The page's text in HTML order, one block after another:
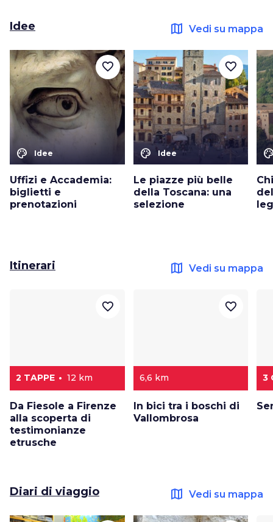
Idee map Vedi su mappa
color_lens Idee
Uffizi e Accademia:
biglietti e
prenotazioni
favorite_border
color_lens Idee
Le piazze più belle
della Toscana: una
selezione
favorite_border
Itinerari map Vedi su mappa
2 TAPPE 12 km
Da Fiesole a Firenze
alla scoperta di
testimonianze
etrusche
favorite_border
6,6 km
In bici tra i boschi di
Vallombrosa
favorite_border
3
Diari di viaggio map Vedi su mappa